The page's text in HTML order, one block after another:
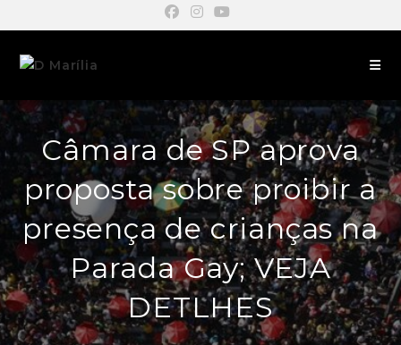
Câmara de SP aprova
proposta sobre proibir a
presença de crianças na
Parada Gay; VEJA
DETLHES